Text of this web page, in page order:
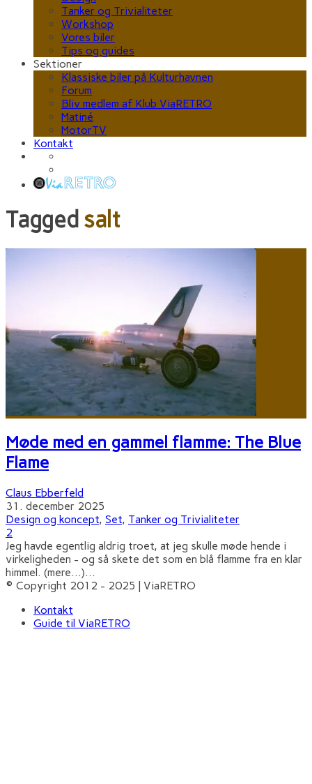
Tanker og Trivialiteter
Workshop
Vores biler
Tips og guides
Sektioner
Klassiske biler på Kulturhavnen
Forum
Bliv medlem af Klub ViaRETRO
Matiné
MotorTV
Kontakt
Tagged salt
Møde med en gammel flamme: The Blue
Flame
Claus Ebberfeld
31. december 2025
Design og koncept, Set, Tanker og Trivialiteter
2
Jeg havde egentlig aldrig troet, at jeg skulle møde hende i
virkeligheden - og så skete det som en blå flamme fra en klar
himmel. (mere…)...
© Copyright 2012 - 2025 | ViaRETRO
Kontakt
Guide til ViaRETRO